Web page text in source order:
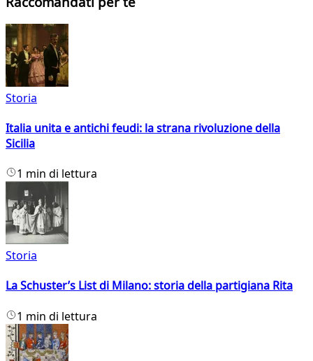
Storia
Italia unita e antichi feudi: la strana rivoluzione della
Sicilia
1 min di lettura
Storia
La Schuster’s List di Milano: storia della partigiana Rita
1 min di lettura